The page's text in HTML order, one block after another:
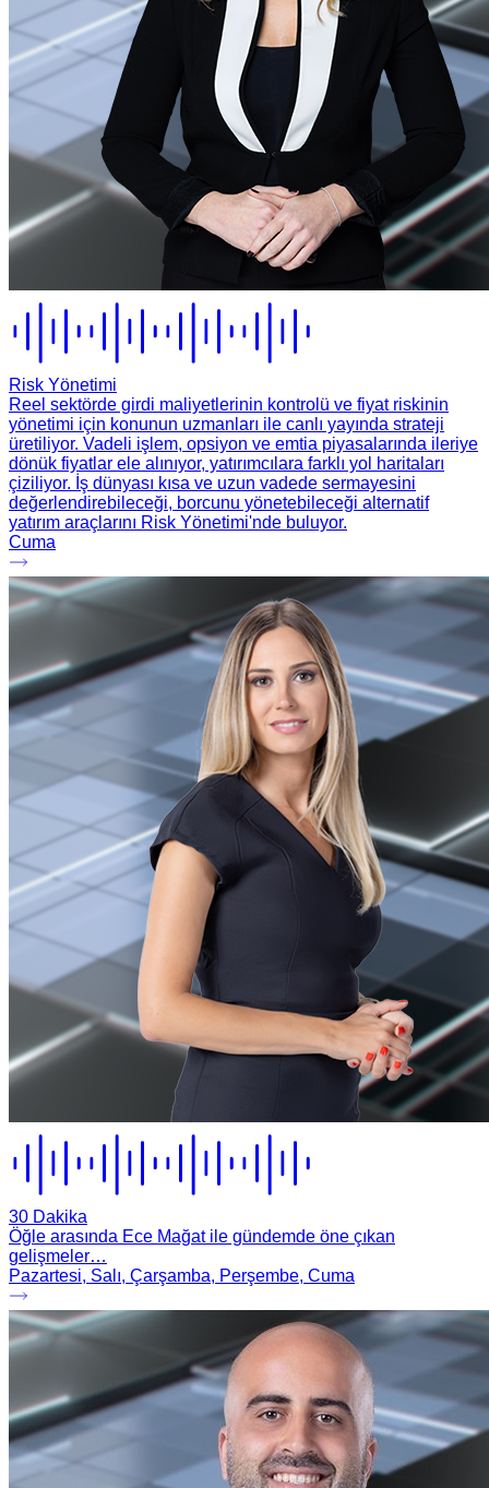
Risk Yönetimi
Reel sektörde girdi maliyetlerinin kontrolü ve fiyat riskinin
yönetimi için konunun uzmanları ile canlı yayında strateji
üretiliyor. Vadeli işlem, opsiyon ve emtia piyasalarında ileriye
dönük fiyatlar ele alınıyor, yatırımcılara farklı yol haritaları
çiziliyor. İş dünyası kısa ve uzun vadede sermayesini
değerlendirebileceği, borcunu yönetebileceği alternatif
yatırım araçlarını Risk Yönetimi'nde buluyor.
Cuma
30 Dakika
Öğle arasında Ece Mağat ile gündemde öne çıkan
gelişmeler…
Pazartesi, Salı, Çarşamba, Perşembe, Cuma